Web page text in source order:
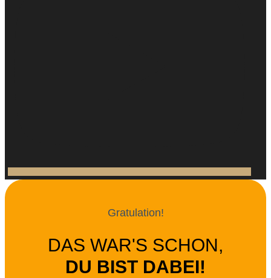
Gratulation!
DAS WAR'S SCHON,
DU BIST DABEI!